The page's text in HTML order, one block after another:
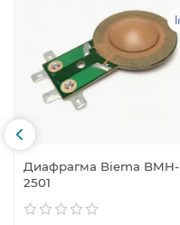
Диафрагма Biema BMH-
2501